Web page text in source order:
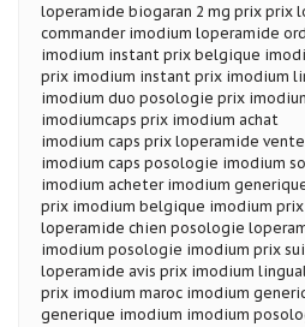
loperamide biogaran 2 mg prix prix
commander imodium loperamide
imodium instant prix belgique
prix imodium instant prix imodium
imodium duo posologie prix
imodiumcaps prix imodium achat
imodium caps prix loperamide
imodium caps posologie imodium
imodium acheter imodium
prix imodium belgique imodium
loperamide chien posologie
imodium posologie imodium prix
loperamide avis prix imodium lingual
prix imodium maroc imodium
generique imodium imodium